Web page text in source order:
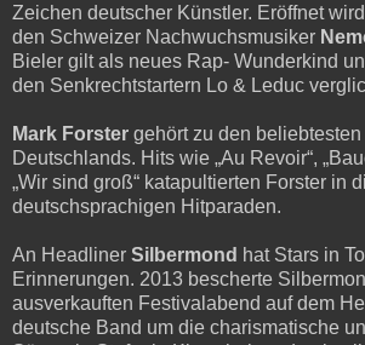
Zeichen deutscher Künstler. Eröffnet
den Schweizer Nachwuchsmusiker
Bieler gilt als neues Rap- Wunderkind
den Senkrechtstartern Lo & Leduc
Mark Forster gehört zu den
Deutschlands. Hits wie „Au Revoir“,
„Wir sind groß“ katapultierten Forster in
deutschsprachigen Hitparaden.
An Headliner Silbermond hat Stars in
Erinnerungen. 2013 bescherte
ausverkauften Festivalabend auf dem
deutsche Band um die charismatische